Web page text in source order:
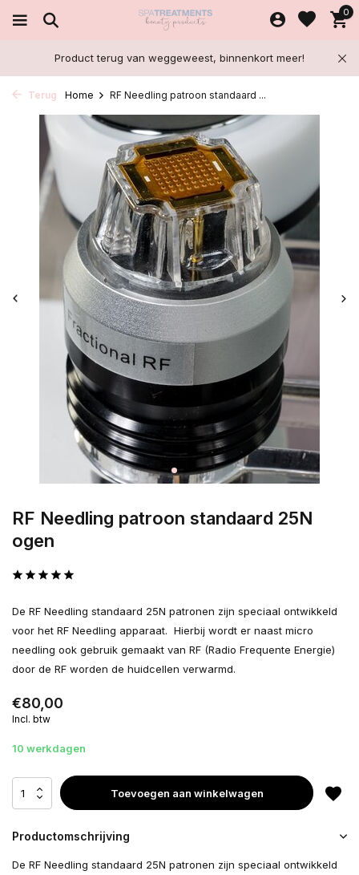
0
Product terug van weggeweest, binnenkort meer!
Terug Home RF Needling patroon standaard ...
RF Needling patroon standaard 25N
ogen
De RF Needling standaard 25N patronen zijn speciaal ontwikkeld
voor het RF Needling apparaat. Hierbij wordt er naast micro
needling ook gebruik gemaakt van RF (Radio Frequente Energie)
door de RF worden de huidcellen verwarmd.
€80,00
Incl. btw
10 werkdagen
Toevoegen aan winkelwagen
Productomschrijving
De RF Needling standaard 25N patronen zijn speciaal ontwikkeld